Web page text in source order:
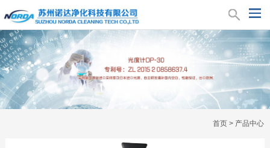
首页 > 产品中心